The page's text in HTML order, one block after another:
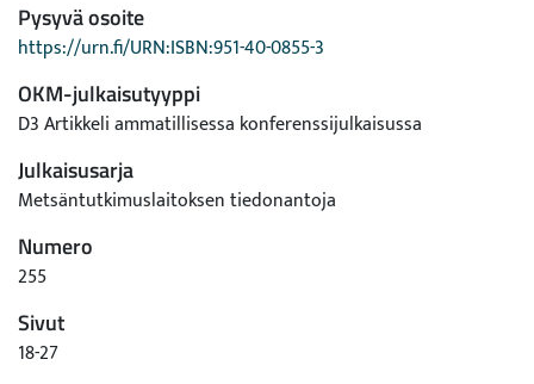
Pysyvä osoite
https://urn.fi/URN:ISBN:951-40-0855-3
OKM-julkaisutyyppi
D3 Artikkeli ammatillisessa konferenssijulkaisussa
Julkaisusarja
Metsäntutkimuslaitoksen tiedonantoja
Numero
255
Sivut
18-27